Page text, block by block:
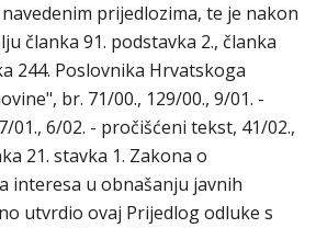
prijedlozima, te je nakon
članka 91. podstavka 2., članka
244. Poslovnika Hrvatskoga
br. 71/00., 129/00., 9/01. -
01., 6/02. - pročišćeni tekst, 41/02.,
21. stavka 1. Zakona o
interesa u obnašanju javnih
utvrdio ovaj Prijedlog odluke s